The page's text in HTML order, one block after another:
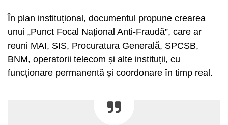
În plan instituțional, documentul propune crearea
unui „Punct Focal Național Anti-Fraudă”, care ar
reuni MAI, SIS, Procuratura Generală, SPCSB,
BNM, operatorii telecom și alte instituții, cu
funcționare permanentă și coordonare în timp real.